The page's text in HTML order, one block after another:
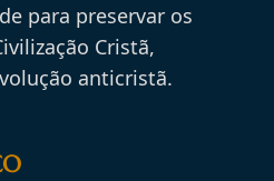
para preservar os
Cristã,
anticristã.